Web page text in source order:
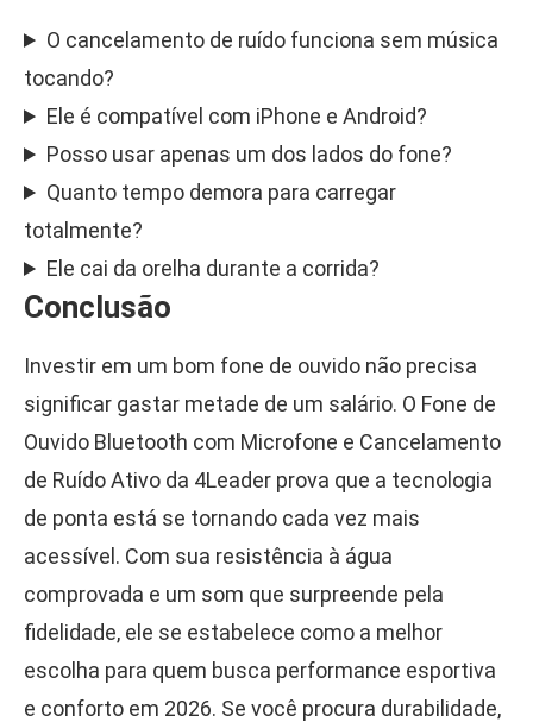
O cancelamento de ruído funciona sem música
tocando?
Ele é compatível com iPhone e Android?
Posso usar apenas um dos lados do fone?
Quanto tempo demora para carregar
totalmente?
Ele cai da orelha durante a corrida?
Conclusão
Investir em um bom fone de ouvido não precisa
significar gastar metade de um salário. O Fone de
Ouvido Bluetooth com Microfone e Cancelamento
de Ruído Ativo da 4Leader prova que a tecnologia
de ponta está se tornando cada vez mais
acessível. Com sua resistência à água
comprovada e um som que surpreende pela
fidelidade, ele se estabelece como a melhor
escolha para quem busca performance esportiva
e conforto em 2026. Se você procura durabilidade,